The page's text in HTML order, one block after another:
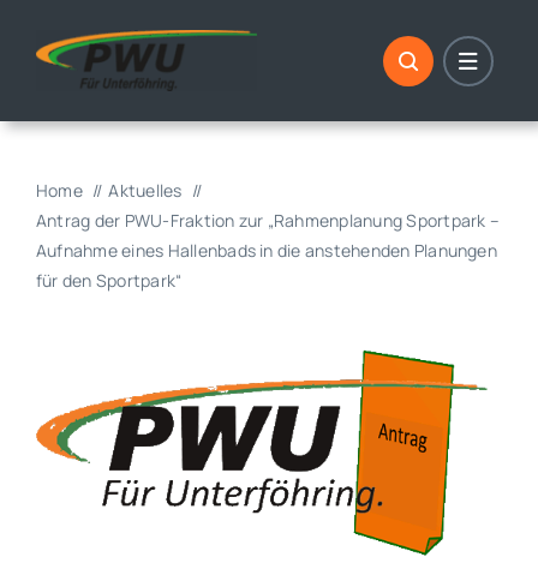
Home
Aktuelles
Antrag der PWU-Fraktion zur „Rahmenplanung Sportpark –
Aufnahme eines Hallenbads in die anstehenden Planungen
für den Sportpark“